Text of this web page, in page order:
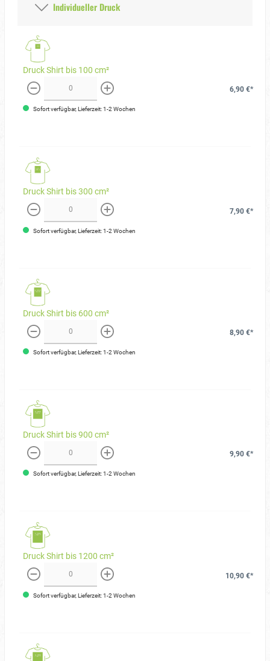
Individueller Druck
Druck Shirt bis 100 cm²
weniger mehr
6,90 €*
Sofort verfügbar, Lieferzeit: 1-2 Wochen
Druck Shirt bis 300 cm²
weniger mehr
7,90 €*
Sofort verfügbar, Lieferzeit: 1-2 Wochen
Druck Shirt bis 600 cm²
weniger mehr
8,90 €*
Sofort verfügbar, Lieferzeit: 1-2 Wochen
Druck Shirt bis 900 cm²
weniger mehr
9,90 €*
Sofort verfügbar, Lieferzeit: 1-2 Wochen
Druck Shirt bis 1200 cm²
weniger mehr
10,90 €*
Sofort verfügbar, Lieferzeit: 1-2 Wochen